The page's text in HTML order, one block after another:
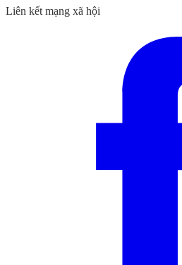
Liên kết mạng xã hội